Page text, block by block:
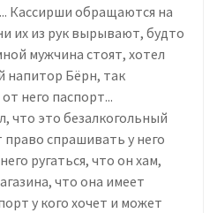
Кассирши обращаются на
их из рук вырывают, будто
мужчина стоят, хотел
напитор Бёрн, так
него паспорт...
что это безалкогольный
спрашивать у него
ругаться, что он хам,
что она имеет
у кого хочет и может